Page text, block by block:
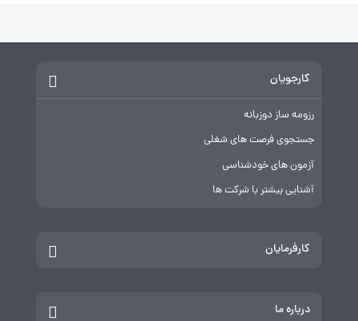
کارجویان
رزومه ساز دوزبانه
جستجوی فرصت های شغلی
آزمون های خودشناسی
آشنایی بیشتر با شرکت ها
کارفرمایان
درباره ما